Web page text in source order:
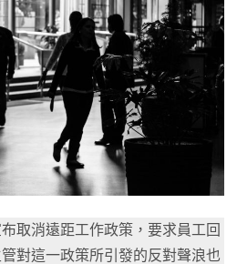
取消遠距工作政策，要求員工回
對這一政策所引發的反對聲浪也